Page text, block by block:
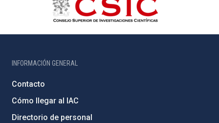
INFORMACIÓN GENERAL
Contacto
Cómo llegar al IAC
Directorio de personal